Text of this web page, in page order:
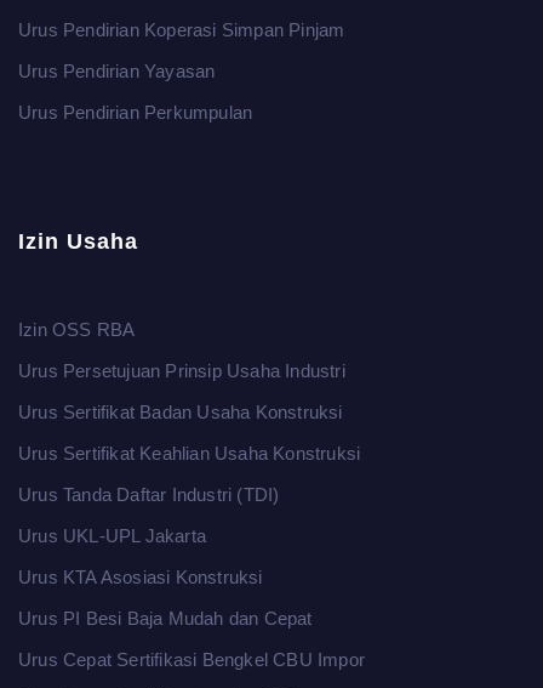
Urus Pendirian Koperasi Simpan Pinjam
Urus Pendirian Yayasan
Urus Pendirian Perkumpulan
Izin Usaha
Izin OSS RBA
Urus Persetujuan Prinsip Usaha Industri
Urus Sertifikat Badan Usaha Konstruksi
Urus Sertifikat Keahlian Usaha Konstruksi
Urus Tanda Daftar Industri (TDI)
Urus UKL-UPL Jakarta
Urus KTA Asosiasi Konstruksi
Urus PI Besi Baja Mudah dan Cepat
Urus Cepat Sertifikasi Bengkel CBU Impor